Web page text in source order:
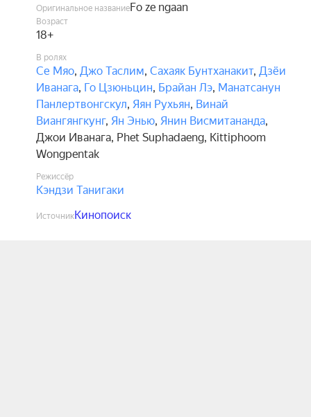
Оригинальное названиеFo ze ngaan
Возраст
18+
В ролях
Се Мяо, Джо Таслим, Сахаяк Бунтханакит, Дзёи
Иванага, Го Цзюньцин, Брайан Лэ, Манатсанун
Панлертвонгскул, Яян Рухьян, Винай
Виангянгкунг, Ян Энью, Янин Висмитананда,
Джои Иванага, Phet Suphadaeng, Kittiphoom
Wongpentak
Режиссёр
Кэндзи Танигаки
ИсточникКинопоиск